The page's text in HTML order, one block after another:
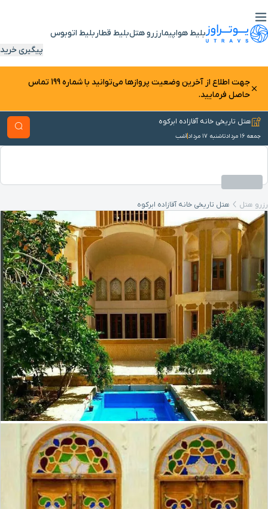
بلیط هواپیمارزرو هتلبلیط قطار بلیط اتوبوس
پیگیری خرید
جهت اطلاع از آخرین وضعیت پرواز‌ها می‌توانید با شماره 199 تماس
حاصل فرمایید.
هتل تاریخی خانه آقازاده ابرکوه
جمعه ۱۶ مرداد تاشنبه ۱۷ مرداد 1شب
رزرو هتل هتل تاریخی خانه آقازاده ابرکوه